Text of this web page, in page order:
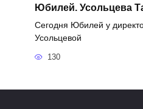
Юбилей. Усольцева
Сегодня Юбилей у
Усольцевой
130